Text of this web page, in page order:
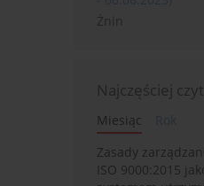
Żnin
Najczęściej
Miesiąc
Zasady
ISO 9000:2015